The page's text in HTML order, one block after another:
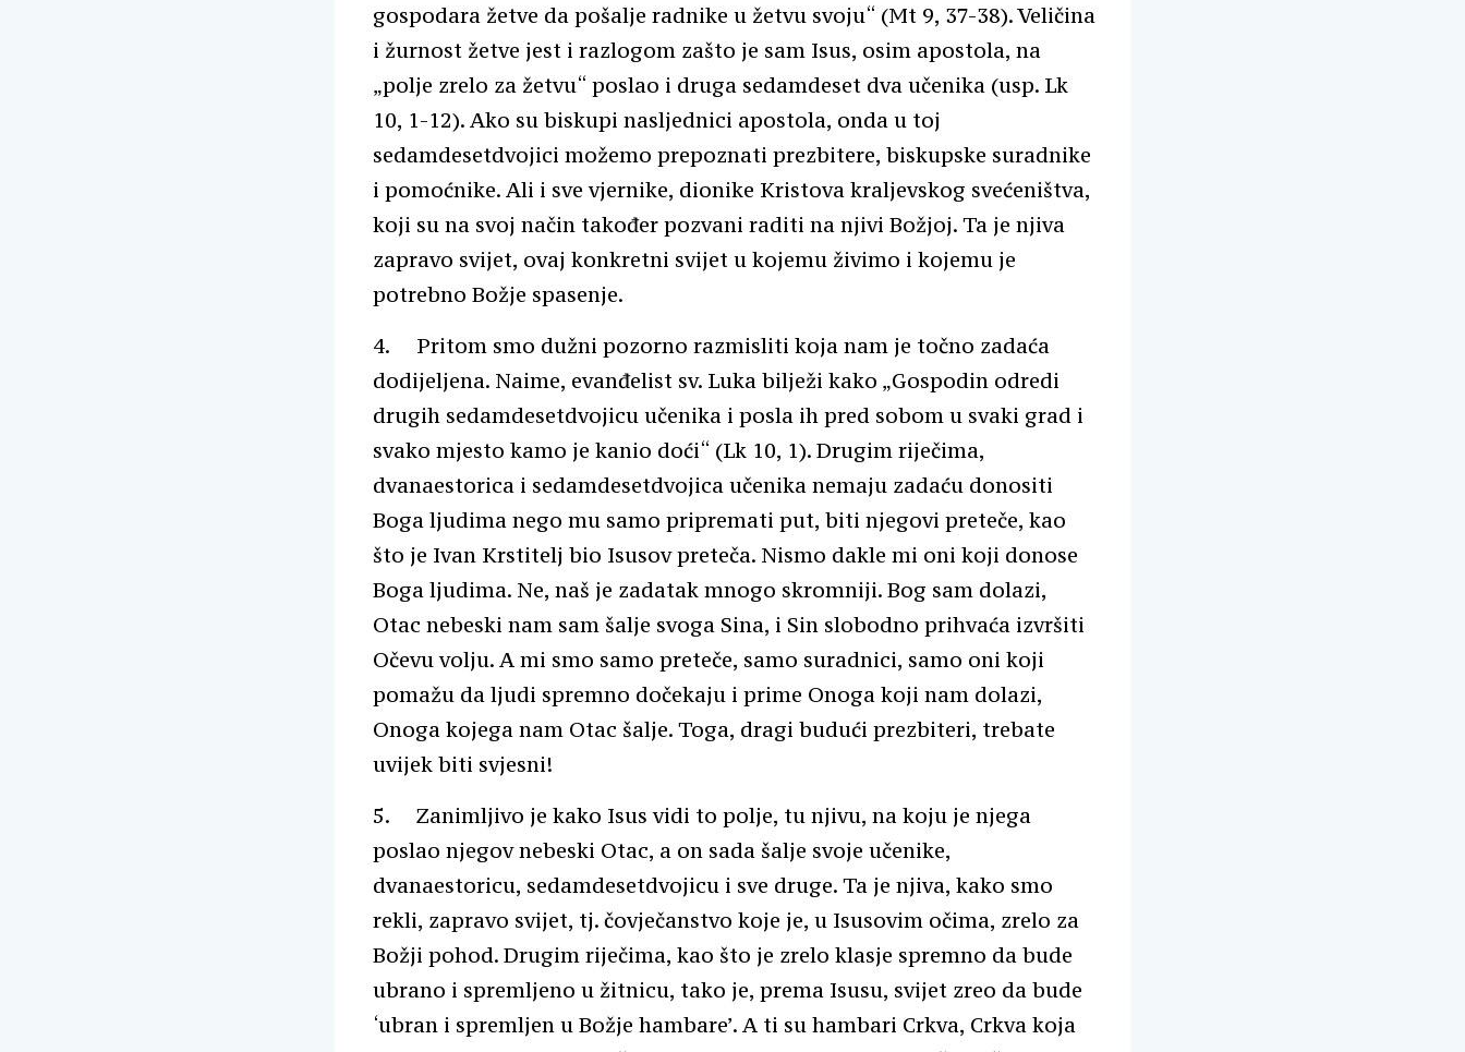
gospodara žetve da pošalje radnike u žetvu svoju“ (Mt 9, 37-38). Veličina
i žurnost žetve jest i razlogom zašto je sam Isus, osim apostola, na
„polje zrelo za žetvu“ poslao i druga sedamdeset dva učenika (usp. Lk
10, 1-12). Ako su biskupi nasljednici apostola, onda u toj
sedamdesetdvojici možemo prepoznati prezbitere, biskupske suradnike
i pomoćnike. Ali i sve vjernike, dionike Kristova kraljevskog svećeništva,
koji su na svoj način također pozvani raditi na njivi Božjoj. Ta je njiva
zapravo svijet, ovaj konkretni svijet u kojemu živimo i kojemu je
potrebno Božje spasenje.
4. Pritom smo dužni pozorno razmisliti koja nam je točno zadaća
dodijeljena. Naime, evanđelist sv. Luka bilježi kako „Gospodin odredi
drugih sedamdesetdvojicu učenika i posla ih pred sobom u svaki grad i
svako mjesto kamo je kanio doći“ (Lk 10, 1). Drugim riječima,
dvanaestorica i sedamdesetdvojica učenika nemaju zadaću donositi
Boga ljudima nego mu samo pripremati put, biti njegovi preteče, kao
što je Ivan Krstitelj bio Isusov preteča. Nismo dakle mi oni koji donose
Boga ljudima. Ne, naš je zadatak mnogo skromniji. Bog sam dolazi,
Otac nebeski nam sam šalje svoga Sina, i Sin slobodno prihvaća izvršiti
Očevu volju. A mi smo samo preteče, samo suradnici, samo oni koji
pomažu da ljudi spremno dočekaju i prime Onoga koji nam dolazi,
Onoga kojega nam Otac šalje. Toga, dragi budući prezbiteri, trebate
uvijek biti svjesni!
5. Zanimljivo je kako Isus vidi to polje, tu njivu, na koju je njega
poslao njegov nebeski Otac, a on sada šalje svoje učenike,
dvanaestoricu, sedamdesetdvojicu i sve druge. Ta je njiva, kako smo
rekli, zapravo svijet, tj. čovječanstvo koje je, u Isusovim očima, zrelo za
Božji pohod. Drugim riječima, kao što je zrelo klasje spremno da bude
ubrano i spremljeno u žitnicu, tako je, prema Isusu, svijet zreo da bude
‘ubran i spremljen u Božje hambare’. A ti su hambari Crkva, Crkva koja